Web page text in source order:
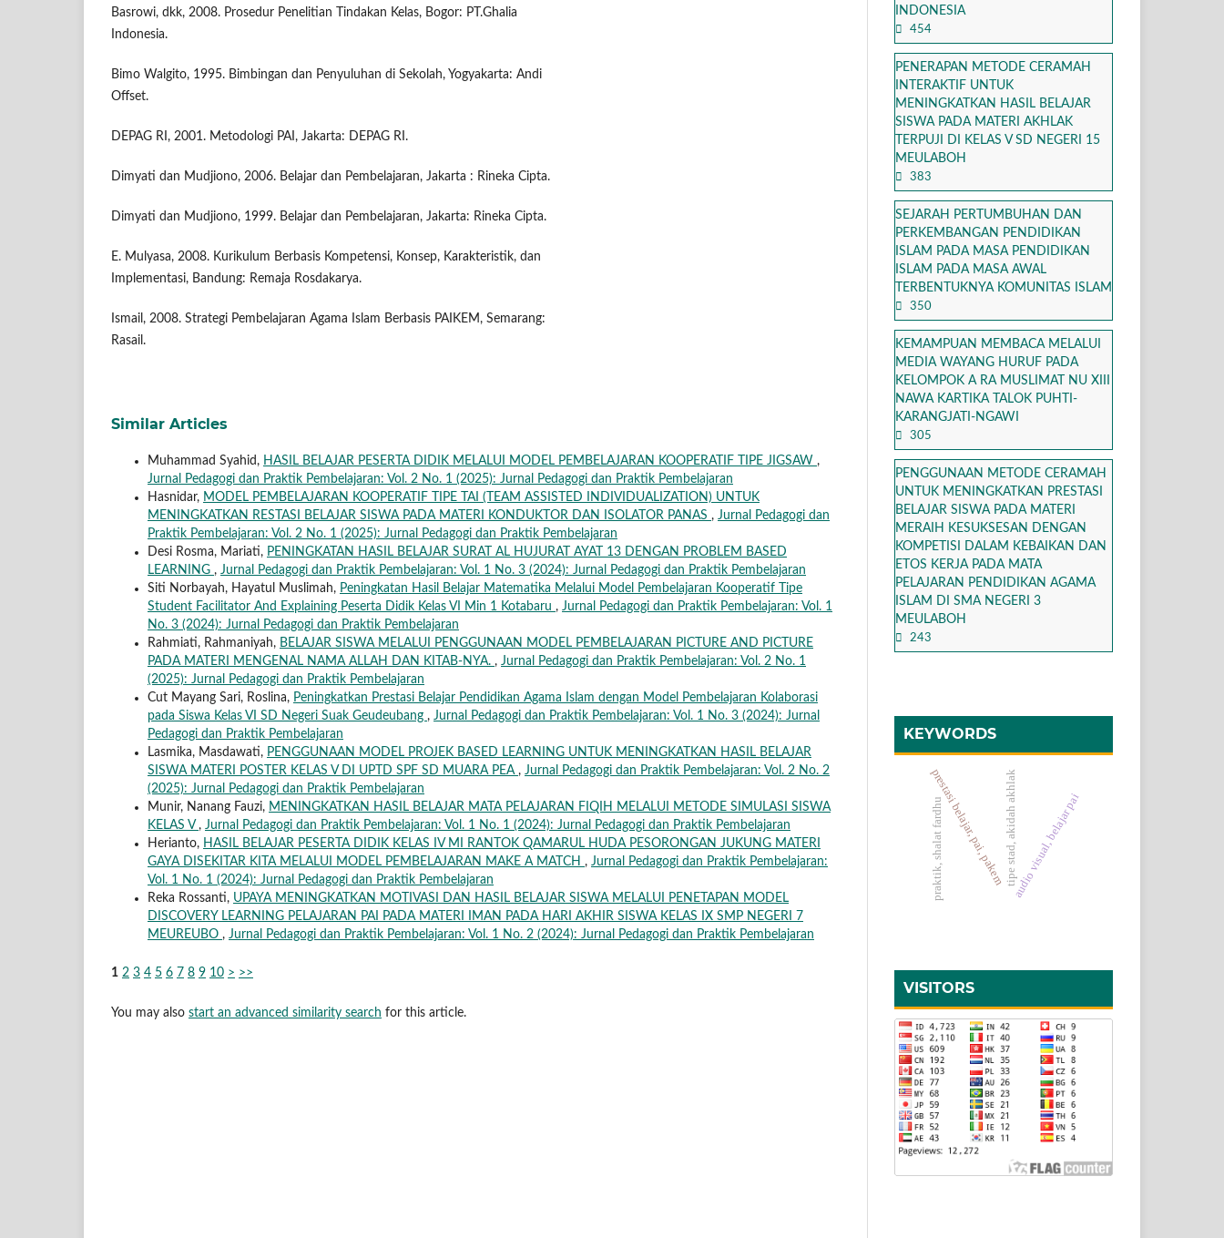
Basrowi, dkk, 2008. Prosedur Penelitian Tindakan Kelas, Bogor: PT.Ghalia
Indonesia.
Bimo Walgito, 1995. Bimbingan dan Penyuluhan di Sekolah, Yogyakarta: Andi
Offset.
DEPAG RI, 2001. Metodologi PAI, Jakarta: DEPAG RI.
Dimyati dan Mudjiono, 2006. Belajar dan Pembelajaran, Jakarta : Rineka Cipta.
Dimyati dan Mudjiono, 1999. Belajar dan Pembelajaran, Jakarta: Rineka Cipta.
E. Mulyasa, 2008. Kurikulum Berbasis Kompetensi, Konsep, Karakteristik, dan
Implementasi, Bandung: Remaja Rosdakarya.
Ismail, 2008. Strategi Pembelajaran Agama Islam Berbasis PAIKEM, Semarang:
Rasail.
Similar Articles
Muhammad Syahid, HASIL BELAJAR PESERTA DIDIK MELALUI MODEL PEMBELAJARAN KOOPERATIF TIPE JIGSAW ,
Jurnal Pedagogi dan Praktik Pembelajaran: Vol. 2 No. 1 (2025): Jurnal Pedagogi dan Praktik Pembelajaran
Hasnidar, MODEL PEMBELAJARAN KOOPERATIF TIPE TAI (TEAM ASSISTED INDIVIDUALIZATION) UNTUK
MENINGKATKAN RESTASI BELAJAR SISWA PADA MATERI KONDUKTOR DAN ISOLATOR PANAS , Jurnal Pedagogi dan
Praktik Pembelajaran: Vol. 2 No. 1 (2025): Jurnal Pedagogi dan Praktik Pembelajaran
Desi Rosma, Mariati, PENINGKATAN HASIL BELAJAR SURAT AL HUJURAT AYAT 13 DENGAN PROBLEM BASED
LEARNING , Jurnal Pedagogi dan Praktik Pembelajaran: Vol. 1 No. 3 (2024): Jurnal Pedagogi dan Praktik Pembelajaran
Siti Norbayah, Hayatul Muslimah, Peningkatan Hasil Belajar Matematika Melalui Model Pembelajaran Kooperatif Tipe
Student Facilitator And Explaining Peserta Didik Kelas VI Min 1 Kotabaru , Jurnal Pedagogi dan Praktik Pembelajaran: Vol. 1
No. 3 (2024): Jurnal Pedagogi dan Praktik Pembelajaran
Rahmiati, Rahmaniyah, BELAJAR SISWA MELALUI PENGGUNAAN MODEL PEMBELAJARAN PICTURE AND PICTURE
PADA MATERI MENGENAL NAMA ALLAH DAN KITAB-NYA. , Jurnal Pedagogi dan Praktik Pembelajaran: Vol. 2 No. 1
(2025): Jurnal Pedagogi dan Praktik Pembelajaran
Cut Mayang Sari, Roslina, Peningkatkan Prestasi Belajar Pendidikan Agama Islam dengan Model Pembelajaran Kolaborasi
pada Siswa Kelas VI SD Negeri Suak Geudeubang , Jurnal Pedagogi dan Praktik Pembelajaran: Vol. 1 No. 3 (2024): Jurnal
Pedagogi dan Praktik Pembelajaran
Lasmika, Masdawati, PENGGUNAAN MODEL PROJEK BASED LEARNING UNTUK MENINGKATKAN HASIL BELAJAR
SISWA MATERI POSTER KELAS V DI UPTD SPF SD MUARA PEA , Jurnal Pedagogi dan Praktik Pembelajaran: Vol. 2 No. 2
(2025): Jurnal Pedagogi dan Praktik Pembelajaran
Munir, Nanang Fauzi, MENINGKATKAN HASIL BELAJAR MATA PELAJARAN FIQIH MELALUI METODE SIMULASI SISWA
KELAS V , Jurnal Pedagogi dan Praktik Pembelajaran: Vol. 1 No. 1 (2024): Jurnal Pedagogi dan Praktik Pembelajaran
Herianto, HASIL BELAJAR PESERTA DIDIK KELAS IV MI RANTOK QAMARUL HUDA PESORONGAN JUKUNG MATERI
GAYA DISEKITAR KITA MELALUI MODEL PEMBELAJARAN MAKE A MATCH , Jurnal Pedagogi dan Praktik Pembelajaran:
Vol. 1 No. 1 (2024): Jurnal Pedagogi dan Praktik Pembelajaran
Reka Rossanti, UPAYA MENINGKATKAN MOTIVASI DAN HASIL BELAJAR SISWA MELALUI PENETAPAN MODEL
DISCOVERY LEARNING PELAJARAN PAI PADA MATERI IMAN PADA HARI AKHIR SISWA KELAS IX SMP NEGERI 7
MEUREUBO , Jurnal Pedagogi dan Praktik Pembelajaran: Vol. 1 No. 2 (2024): Jurnal Pedagogi dan Praktik Pembelajaran
1 2 3 4 5 6 7 8 9 10 > >>
You may also start an advanced similarity search for this article.
INDONESIA
454
PENERAPAN METODE CERAMAH
INTERAKTIF UNTUK
MENINGKATKAN HASIL BELAJAR
SISWA PADA MATERI AKHLAK
TERPUJI DI KELAS V SD NEGERI 15
MEULABOH
383
SEJARAH PERTUMBUHAN DAN
PERKEMBANGAN PENDIDIKAN
ISLAM PADA MASA PENDIDIKAN
ISLAM PADA MASA AWAL
TERBENTUKNYA KOMUNITAS ISLAM
350
KEMAMPUAN MEMBACA MELALUI
MEDIA WAYANG HURUF PADA
KELOMPOK A RA MUSLIMAT NU XIII
NAWA KARTIKA TALOK PUHTI-
KARANGJATI-NGAWI
305
PENGGUNAAN METODE CERAMAH
UNTUK MENINGKATKAN PRESTASI
BELAJAR SISWA PADA MATERI
MERAIH KESUKSESAN DENGAN
KOMPETISI DALAM KEBAIKAN DAN
ETOS KERJA PADA MATA
PELAJARAN PENDIDIKAN AGAMA
ISLAM DI SMA NEGERI 3
MEULABOH
243
KEYWORDS
prestasi belajar, pai, pakemtipe stad, akidah akhlakaudio visual, belajar pai
praktik, shalat fardhu
VISITORS